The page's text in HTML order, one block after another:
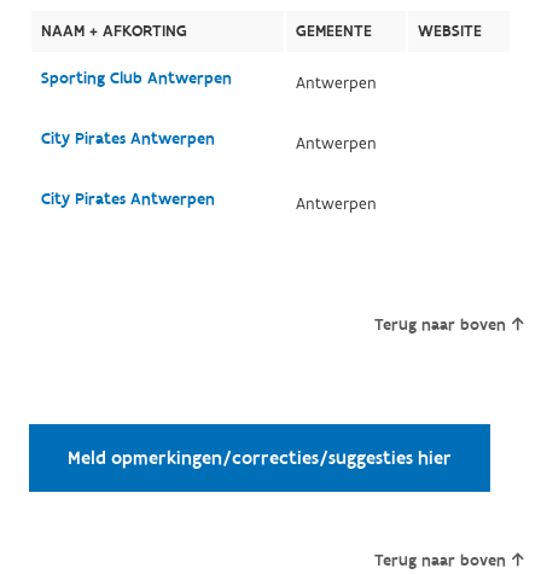
NAAM + AFKORTING GEMEENTE WEBSITE
Sporting Club Antwerpen Antwerpen
City Pirates Antwerpen Antwerpen
City Pirates Antwerpen Antwerpen
Terug naar boven
Meld opmerkingen/correcties/suggesties hier
Terug naar boven